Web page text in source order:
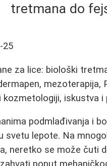
tretmana do
25
za lice: biološki
mezoterapija,
iskustva i
podmlađivanja i
svetu lepote. Na
neretko se može čuti